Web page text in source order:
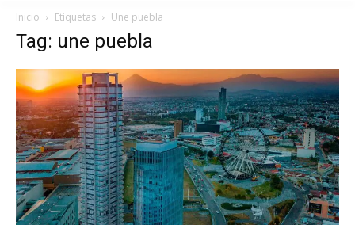
Inicio Etiquetas Une puebla
Tag: une puebla